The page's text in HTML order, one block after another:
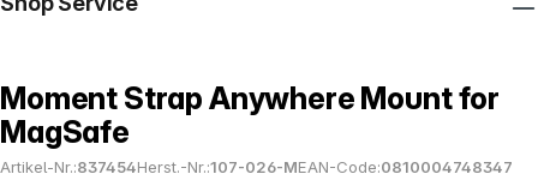
Moment Strap Anywhere Mount for
MagSafe
Artikel-Nr.:837454Herst.-Nr.:107-026-MEAN-Code:0810004748347